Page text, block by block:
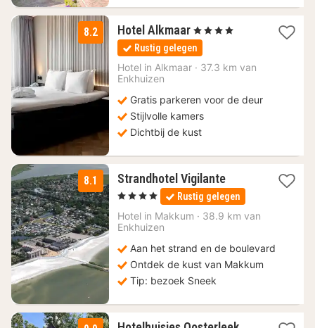
8.2 Hotel Alkmaar 1
nacht
vanaf
98
, 4 Sterren
Rustig gelegen
Hotel in Alkmaar · 37.3 km van
Enkhuizen
Gratis parkeren voor de deur
Stijlvolle kamers
Dichtbij de kust
8.1 Strandhotel Vigilante1
nacht
vanaf
77,63
, 4 Sterren Rustig gelegen
Hotel in Makkum · 38.9 km van
Enkhuizen
Aan het strand en de boulevard
Ontdek de kust van Makkum
Tip: bezoek Sneek